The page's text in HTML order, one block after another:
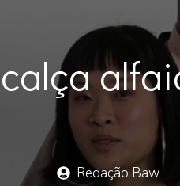
Redação Baw